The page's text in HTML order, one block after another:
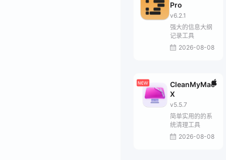
Pro
v6.2.1
强大的信息大纲
记录工具
2026-08-08
CleanMyMac
X
v5.5.7
简单实用的的系
统清理工具
2026-08-08